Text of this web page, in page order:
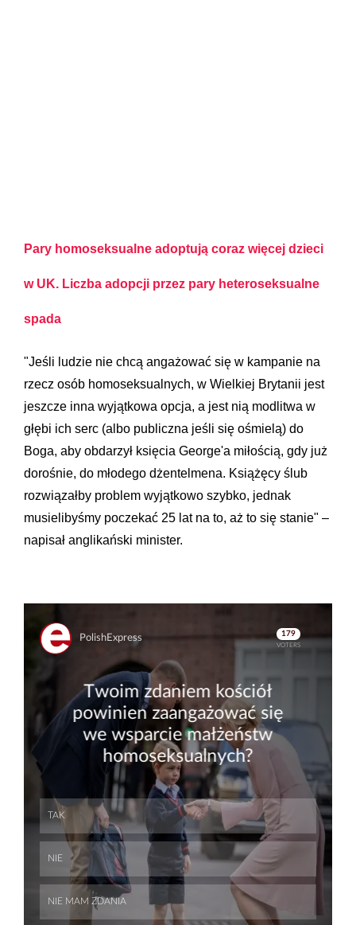
Pary homoseksualne adoptują coraz więcej dzieci
w UK. Liczba adopcji przez pary heteroseksualne
spada
"Jeśli ludzie nie chcą angażować się w kampanie na
rzecz osób homoseksualnych, w Wielkiej Brytanii jest
jeszcze inna wyjątkowa opcja, a jest nią modlitwa w
głębi ich serc (albo publiczna jeśli się ośmielą) do
Boga, aby obdarzył księcia George'a miłością, gdy już
dorośnie, do młodego dżentelmena. Książęcy ślub
rozwiązałby problem wyjątkowo szybko, jednak
musielibyśmy poczekać 25 lat na to, aż to się stanie" –
napisał anglikański minister.